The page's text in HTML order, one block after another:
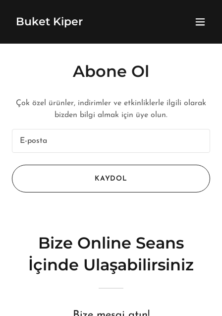
Buket Kiper
Abone Ol
Çok özel ürünler, indirimler ve etkinliklerle ilgili olarak
bizden bilgi almak için üye olun.
E-posta
KAYDOL
Bize Online Seans
İçinde Ulaşabilirsiniz